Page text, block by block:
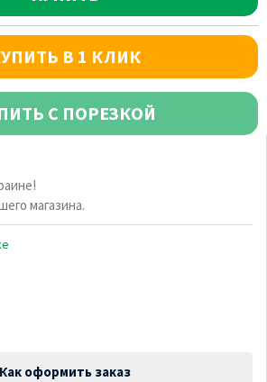
В 1 КЛИК
С ПОРЕЗКОЙ
магазина.
Как оформить заказ